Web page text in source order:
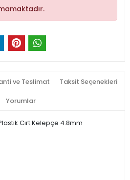
ve Teslimat Taksit Seçenekleri
Yorumlar
Cırt Kelepçe 4.8mm